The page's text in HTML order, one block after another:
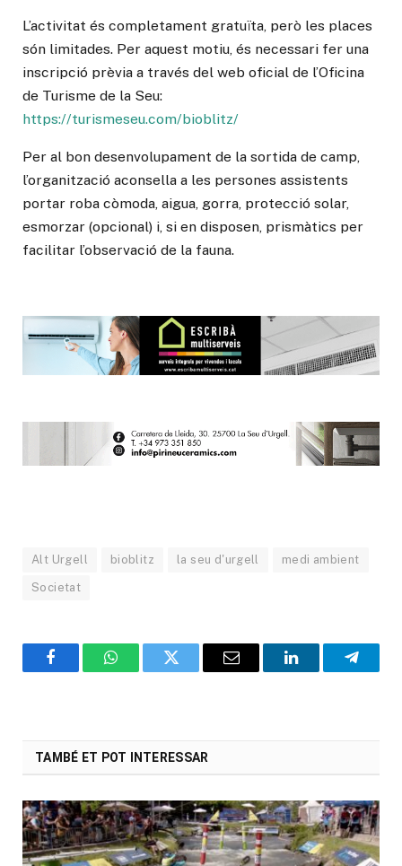
L’activitat és completament gratuïta, però les places
són limitades. Per aquest motiu, és necessari fer una
inscripció prèvia a través del web oficial de l’Oficina
de Turisme de la Seu:
https://turismeseu.com/bioblitz/
Per al bon desenvolupament de la sortida de camp,
l’organització aconsella a les persones assistents
portar roba còmoda, aigua, gorra, protecció solar,
esmorzar (opcional) i, si en disposen, prismàtics per
facilitar l’observació de la fauna.
Alt Urgell bioblitz la seu d'urgell medi ambient
Societat
FacebookWhatsAppTwitter Email LinkedIn
TAMBÉ ET POT INTERESSAR